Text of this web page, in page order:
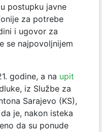
postupku javne
za potrebe
i ugovor za
se najpovoljnijem
godine, a na upit
iz Službe za
Sarajevo (KS),
je, nakon isteka
da su ponude